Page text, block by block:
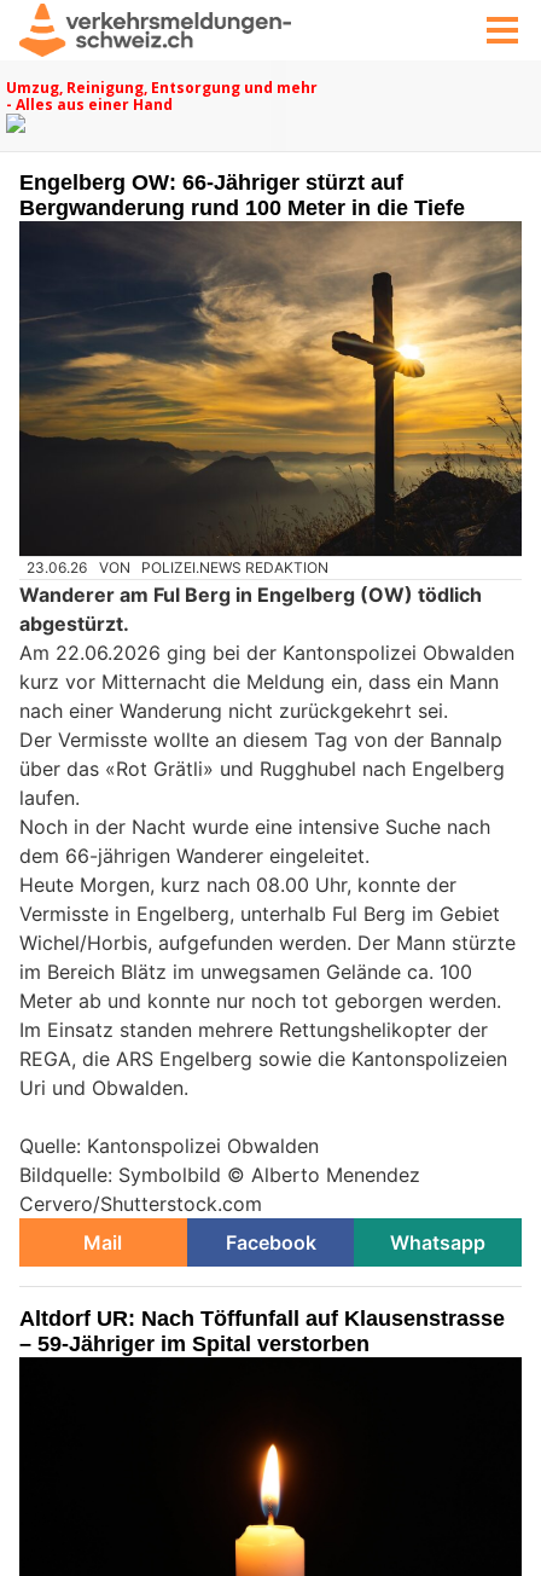
Engelberg OW: 66-Jähriger stürzt auf
Bergwanderung rund 100 Meter in die Tiefe
23.06.26 VON POLIZEI.NEWS REDAKTION
Wanderer am Ful Berg in Engelberg (OW) tödlich
abgestürzt.
Am 22.06.2026 ging bei der Kantonspolizei Obwalden
kurz vor Mitternacht die Meldung ein, dass ein Mann
nach einer Wanderung nicht zurückgekehrt sei.
Der Vermisste wollte an diesem Tag von der Bannalp
über das «Rot Grätli» und Rugghubel nach Engelberg
laufen.
Noch in der Nacht wurde eine intensive Suche nach
dem 66-jährigen Wanderer eingeleitet.
Heute Morgen, kurz nach 08.00 Uhr, konnte der
Vermisste in Engelberg, unterhalb Ful Berg im Gebiet
Wichel/Horbis, aufgefunden werden. Der Mann stürzte
im Bereich Blätz im unwegsamen Gelände ca. 100
Meter ab und konnte nur noch tot geborgen werden.
Im Einsatz standen mehrere Rettungshelikopter der
REGA, die ARS Engelberg sowie die Kantonspolizeien
Uri und Obwalden.
Quelle: Kantonspolizei Obwalden
Bildquelle: Symbolbild © Alberto Menendez
Cervero/Shutterstock.com
Mail
Facebook Whatsapp
Altdorf UR: Nach Töffunfall auf Klausenstrasse
– 59-Jähriger im Spital verstorben